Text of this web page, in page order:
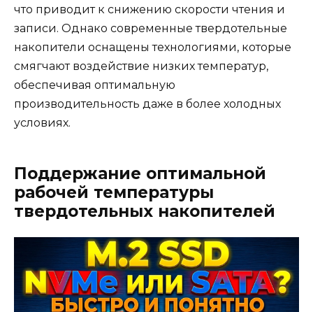
что приводит к снижению скорости чтения и
записи. Однако современные твердотельные
накопители оснащены технологиями, которые
смягчают воздействие низких температур,
обеспечивая оптимальную
производительность даже в более холодных
условиях.
Поддержание оптимальной
рабочей температуры
твердотельных накопителей